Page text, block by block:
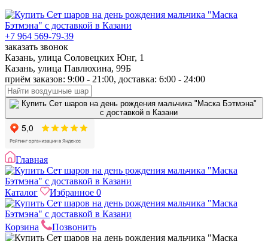
+7 964 569-79-39
заказать звонок
Казань, улица Соловецких Юнг, 1
Казань, улица Павлюхина, 99Б
приём заказов: 9:00 - 21:00, доставка: 6:00 - 24:00
Главная
Каталог Избранное 0
Корзина Позвонить